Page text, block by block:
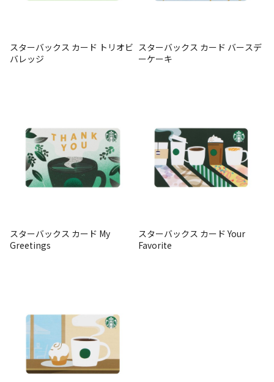
スターバックス カード トリオビ
バレッジ
スターバックス カード バースデ
ーケーキ
スターバックス カード My
Greetings
スターバックス カード Your
Favorite